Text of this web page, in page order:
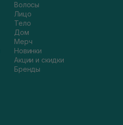
Волосы
Лицо
Тело
Дом
Мерч
Новинки
Акции и скидки
Бренды